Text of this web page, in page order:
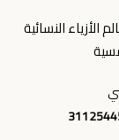
النسائية